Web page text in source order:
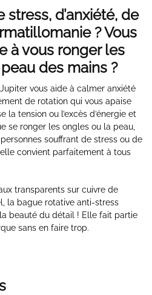
stress, d’anxiété, de
? Vous
à vous ronger les
des mains ?
vous aide à calmer anxiété
de rotation qui vous apaise
la tension ou l’excès d’énergie et
se ronger les ongles ou la peau,
souffrant de stress ou de
convient parfaitement à tous
transparents sur cuivre de
la bague rotative anti-stress
beauté du détail ! Elle fait partie
sans en faire trop.